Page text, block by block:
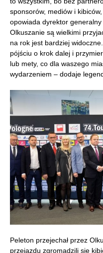
sponsorów, mediów i
opowiada dyrektor
Olkuszanie są wielkimi
na rok jest bardziej
pójściu o krok dalej i
lub mety, co dla waszego
wydarzeniem – dodaje
Peleton przejechał przez
przejazdu zgromadzili się